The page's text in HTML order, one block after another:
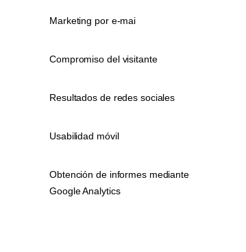
Marketing por e-mai
Compromiso del visitante
Resultados de redes sociales
Usabilidad móvil
Obtención de informes mediante
Google Analytics